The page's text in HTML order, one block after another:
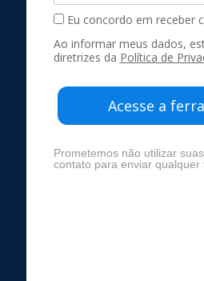
Eu concordo em receber
Ao informar meus dados,
diretrizes da Política de
Acesse a
Prometemos não utilizar
contato para enviar qualquer